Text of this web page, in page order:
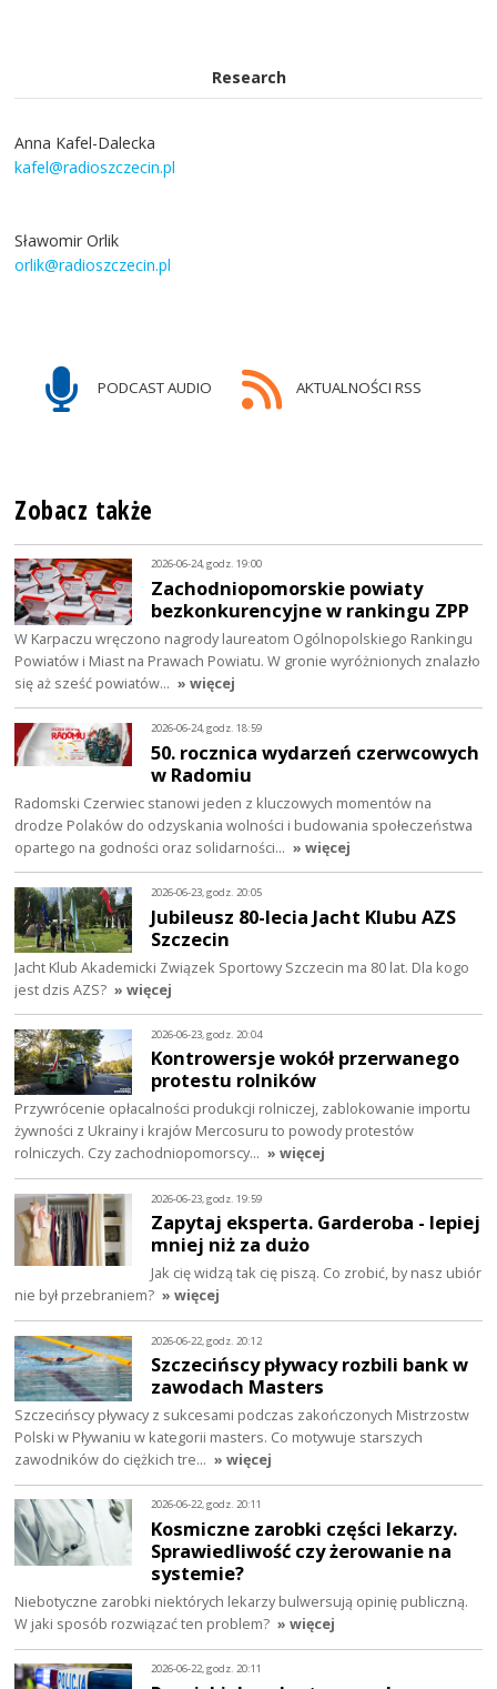
Research
Anna Kafel-Dalecka
kafel@radioszczecin.pl
Sławomir Orlik
orlik@radioszczecin.pl
PODCAST AUDIO AKTUALNOŚCI RSS
Zobacz także
2026-06-24, godz. 19:00
Zachodniopomorskie powiaty
bezkonkurencyjne w rankingu ZPP
W Karpaczu wręczono nagrody laureatom Ogólnopolskiego Rankingu
Powiatów i Miast na Prawach Powiatu. W gronie wyróżnionych znalazło
się aż sześć powiatów… » więcej
2026-06-24, godz. 18:59
50. rocznica wydarzeń czerwcowych
w Radomiu
Radomski Czerwiec stanowi jeden z kluczowych momentów na
drodze Polaków do odzyskania wolności i budowania społeczeństwa
opartego na godności oraz solidarności… » więcej
2026-06-23, godz. 20:05
Jubileusz 80-lecia Jacht Klubu AZS
Szczecin
Jacht Klub Akademicki Związek Sportowy Szczecin ma 80 lat. Dla kogo
jest dzis AZS? » więcej
2026-06-23, godz. 20:04
Kontrowersje wokół przerwanego
protestu rolników
Przywrócenie opłacalności produkcji rolniczej, zablokowanie importu
żywności z Ukrainy i krajów Mercosuru to powody protestów
rolniczych. Czy zachodniopomorscy… » więcej
2026-06-23, godz. 19:59
Zapytaj eksperta. Garderoba - lepiej
mniej niż za dużo
Jak cię widzą tak cię piszą. Co zrobić, by nasz ubiór
nie był przebraniem? » więcej
2026-06-22, godz. 20:12
Szczecińscy pływacy rozbili bank w
zawodach Masters
Szczecińscy pływacy z sukcesami podczas zakończonych Mistrzostw
Polski w Pływaniu w kategorii masters. Co motywuje starszych
zawodników do ciężkich tre… » więcej
2026-06-22, godz. 20:11
Kosmiczne zarobki części lekarzy.
Sprawiedliwość czy żerowanie na
systemie?
Niebotyczne zarobki niektórych lekarzy bulwersują opinię publiczną.
W jaki sposób rozwiązać ten problem? » więcej
2026-06-22, godz. 20:11